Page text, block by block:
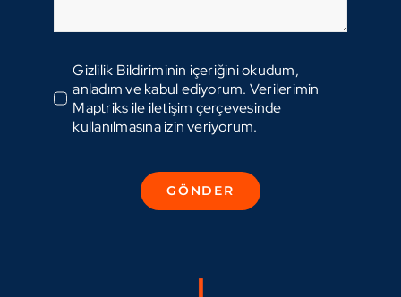
Gizlilik Bildiriminin içeriğini okudum,
anladım ve kabul ediyorum. Verilerimin
Maptriks ile iletişim çerçevesinde
kullanılmasına izin veriyorum.
GÖNDER